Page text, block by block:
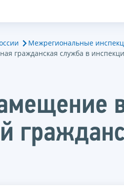
Межрегиональные
гражданская служба в